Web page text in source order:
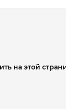
на этой